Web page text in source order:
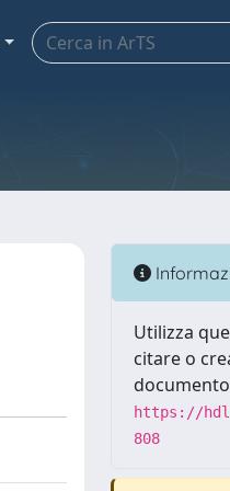
Utilizza
citare o
https://
808